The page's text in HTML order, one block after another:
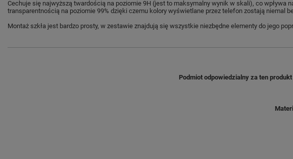
Cechuje się najwyższą twardością na poziomie 9H (jest to maksymalny wynik w skali), co
transparentnością na poziomie 99% dzięki czemu kolory wyświetlane przez telefon zostają niemal
Montaż szkła jest bardzo prosty, w zestawie znajdują się wszystkie niezbędne elementy do jego
Podmiot odpowiedzialny za ten produkt